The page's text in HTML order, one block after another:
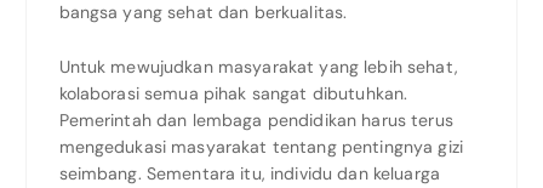
bangsa yang sehat dan berkualitas.
Untuk mewujudkan masyarakat yang lebih sehat,
kolaborasi semua pihak sangat dibutuhkan.
Pemerintah dan lembaga pendidikan harus terus
mengedukasi masyarakat tentang pentingnya gizi
seimbang. Sementara itu, individu dan keluarga